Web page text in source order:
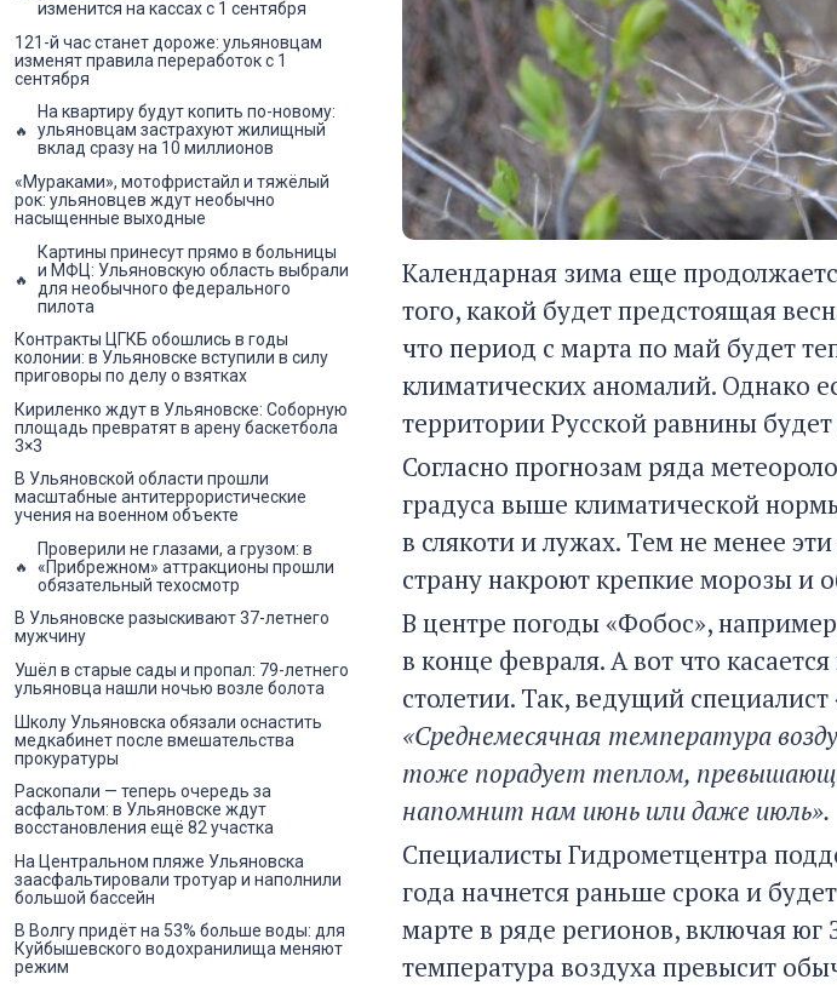
Календарная зима еще
того, какой будет предстоящая
что период с марта по май будет
климатических аномалий. Однако
территории Русской равнины
Согласно прогнозам ряда
градуса выше климатической
в слякоти и лужах. Тем не менее
страну накроют крепкие морозы и
В центре погоды «Фобос»,
в конце февраля. А вот что
столетии. Так, ведущий
«Среднемесячная температура
тоже порадует теплом,
напомнит нам июнь или даже июль».
Специалисты Гидрометцентра
года начнется раньше срока и
марте в ряде регионов, включая
температура воздуха превысит
изменится на кассах с 1 сентября
121-й час станет дороже: ульяновцам
изменят правила переработок с 1
сентября
На квартиру будут копить по-новому:
ульяновцам застрахуют жилищный
вклад сразу на 10 миллионов
«Мураками», мотофристайл и тяжёлый
рок: ульяновцев ждут необычно
насыщенные выходные
Картины принесут прямо в больницы
и МФЦ: Ульяновскую область выбрали
для необычного федерального
пилота
Контракты ЦГКБ обошлись в годы
колонии: в Ульяновске вступили в силу
приговоры по делу о взятках
Кириленко ждут в Ульяновске: Соборную
площадь превратят в арену баскетбола
3×3
В Ульяновской области прошли
масштабные антитеррористические
учения на военном объекте
Проверили не глазами, а грузом: в
«Прибрежном» аттракционы прошли
обязательный техосмотр
В Ульяновске разыскивают 37-летнего
мужчину
Ушёл в старые сады и пропал: 79-летнего
ульяновца нашли ночью возле болота
Школу Ульяновска обязали оснастить
медкабинет после вмешательства
прокуратуры
Раскопали — теперь очередь за
асфальтом: в Ульяновске ждут
восстановления ещё 82 участка
На Центральном пляже Ульяновска
заасфальтировали тротуар и наполнили
большой бассейн
В Волгу придёт на 53% больше воды: для
Куйбышевского водохранилища меняют
режим